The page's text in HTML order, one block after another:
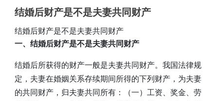
结婚后财产是不是夫妻共同财产
结婚后财产是不是夫妻共同财产
一、结婚后财产是不是夫妻共同财产
结婚后所获得的财产一般是夫妻共同财产。我国法律规
定，夫妻在婚姻关系存续期间所得的下列财产，为夫妻
的共同财产，归夫妻共同所有：（一）工资、奖金、劳